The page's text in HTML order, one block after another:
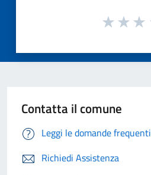
Contatta il comune
Leggi le domande frequenti
Richiedi Assistenza